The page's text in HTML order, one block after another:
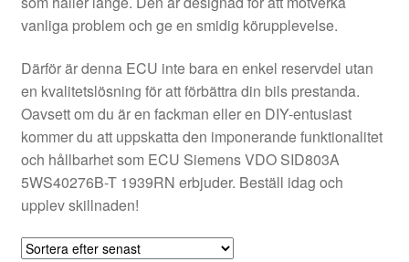
Transport
Världsomspännande frakt
Villkor
vanliga problem och ge en smidig körupplevelse.
Därför är denna ECU inte bara en enkel reservdel utan
en kvalitetslösning för att förbättra din bils prestanda.
Oavsett om du är en fackman eller en DIY-entusiast
kommer du att uppskatta den imponerande funktionalitet
och hållbarhet som ECU Siemens VDO SID803A
5WS40276B-T 1939RN erbjuder. Beställ idag och
upplev skillnaden!